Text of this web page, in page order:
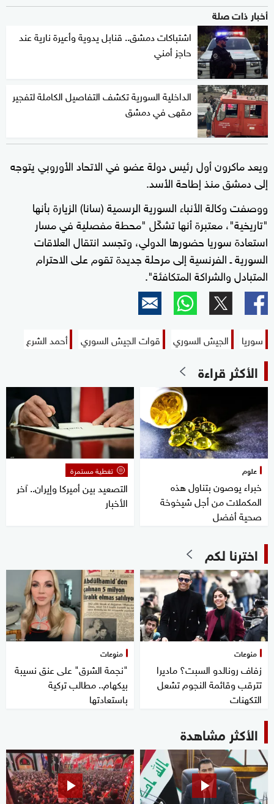
أخبار ذات صلة
اشتباكات دمشق.. قنابل يدوية وأعيرة نارية عند
حاجز أمني
الداخلية السورية تكشف التفاصيل الكاملة لتفجير
مقهى في دمشق
ويعد ماكرون أول رئيس دولة عضو في الاتحاد الأوروبي يتوجه
إلى دمشق منذ إطاحة الأسد.
ووصفت وكالة الأنباء السورية الرسمية (سانا) الزيارة بأنها
"تاريخية"، معتبرة أنها تشكّل "محطة مفصلية في مسار
استعادة سوريا حضورها الدولي، وتجسد انتقال العلاقات
السورية ـ الفرنسية إلى مرحلة جديدة تقوم على الاحترام
المتبادل والشراكة المتكافئة".
سوريا الجيش السوري قوات الجيش السوري أحمد الشرع
الأكثر قراءة
علوم
خبراء يوصون بتناول هذه
المكملات من أجل شيخوخة
صحية أفضل
تغطية مستمرة
التصعيد بين أميركا وإيران.. آخر
الأخبار
اخترنا لكم
منوعات
زفاف رونالدو السبت؟ ماديرا
تترقب وقائمة النجوم تشعل
التكهنات
منوعات
"نجمة الشرق" على عنق نسيبة
بيكهام.. مطالب تركية
باستعادتها
الأكثر مشاهدة